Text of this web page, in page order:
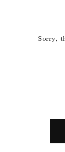
Sorry,